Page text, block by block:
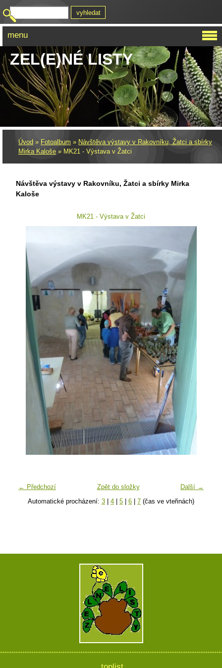
ZEL(E)NÉ LISTY
Úvod » Fotoalbum » Návštěva výstavy v Rakovníku, Žatci a sbírky
Mirka Kaloše » MK21 - Výstava v Žatci
Návštěva výstavy v Rakovníku, Žatci a sbírky Mirka
Kaloše
MK21 - Výstava v Žatci
← Předchozí Další →
Zpět do složky
Automatické procházení: 3 4 5 6 7 (čas ve vteřinách)
menu